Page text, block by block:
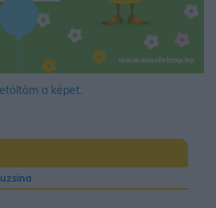
a képet.